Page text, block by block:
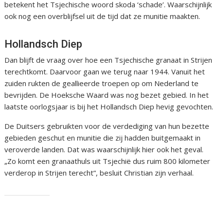
betekent het Tsjechische woord skoda ‘schade’. Waarschijnlijk
ook nog een overblijfsel uit de tijd dat ze munitie maakten.
Hollandsch Diep
Dan blijft de vraag over hoe een Tsjechische granaat in Strijen
terechtkomt. Daarvoor gaan we terug naar 1944. Vanuit het
zuiden rukten de geallieerde troepen op om Nederland te
bevrijden. De Hoeksche Waard was nog bezet gebied. In het
laatste oorlogsjaar is bij het Hollandsch Diep hevig gevochten.
De Duitsers gebruikten voor de verdediging van hun bezette
gebieden geschut en munitie die zij hadden buitgemaakt in
veroverde landen. Dat was waarschijnlijk hier ook het geval.
„Zo komt een granaathuls uit Tsjechië dus ruim 800 kilometer
verderop in Strijen terecht”, besluit Christian zijn verhaal.